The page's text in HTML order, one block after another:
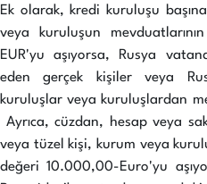
Ek olarak, kredi kuruluşu
veya kuruluşun
EUR'yu aşıyorsa, Rusya
eden gerçek kişiler veya
kuruluşlar veya kuruluşlardan
Ayrıca, cüzdan, hesap veya
veya tüzel kişi, kurum veya
değeri 10.000,00-Euro'yu